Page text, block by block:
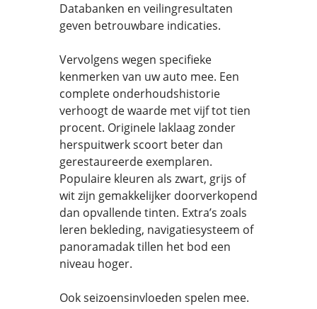
Databanken en veilingresultaten
geven betrouwbare indicaties.
Vervolgens wegen specifieke
kenmerken van uw auto mee. Een
complete onderhoudshistorie
verhoogt de waarde met vijf tot tien
procent. Originele laklaag zonder
herspuitwerk scoort beter dan
gerestaureerde exemplaren.
Populaire kleuren als zwart, grijs of
wit zijn gemakkelijker doorverkopend
dan opvallende tinten. Extra’s zoals
leren bekleding, navigatiesysteem of
panoramadak tillen het bod een
niveau hoger.
Ook seizoensinvloeden spelen mee.